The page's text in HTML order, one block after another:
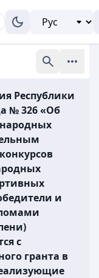
Республики
№ 326 «Об
и
с
гранта в